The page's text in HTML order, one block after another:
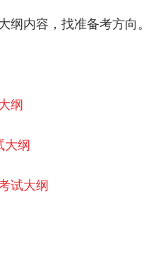
纲内容，找准备考方向。
纲
大纲
试大纲